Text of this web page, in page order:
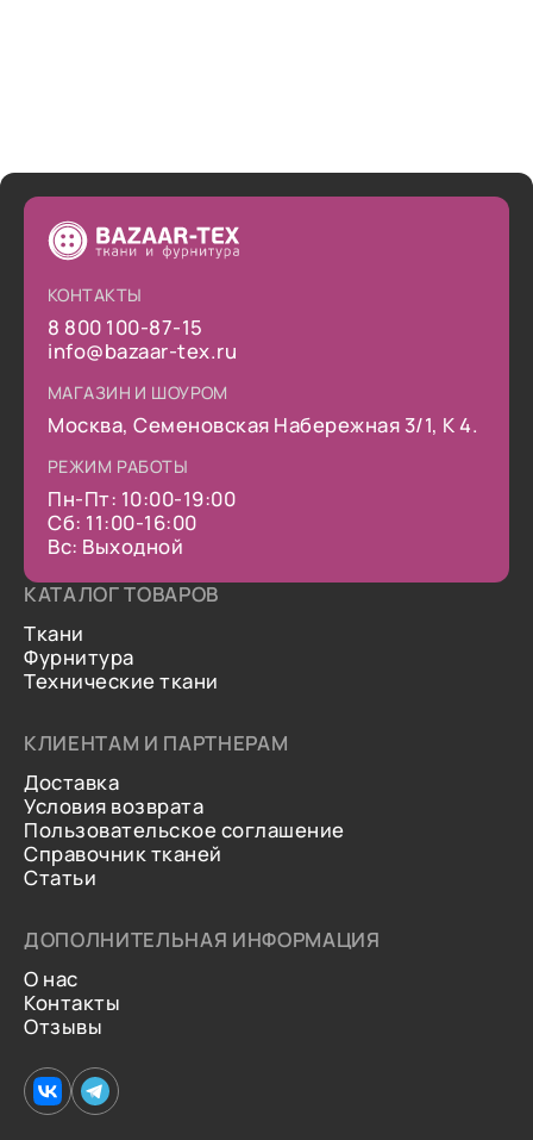
КОНТАКТЫ
8 800 100-87-15
info@bazaar-tex.ru
МАГАЗИН И ШОУРОМ
Москва, Семеновская Набережная 3/1, К 4.
РЕЖИМ РАБОТЫ
Пн-Пт: 10:00-19:00
Сб: 11:00-16:00
Вс: Выходной
КАТАЛОГ ТОВАРОВ
Ткани
Фурнитура
Технические ткани
КЛИЕНТАМ И ПАРТНЕРАМ
Доставка
Условия возврата
Пользовательское соглашение
Справочник тканей
Статьи
ДОПОЛНИТЕЛЬНАЯ ИНФОРМАЦИЯ
О нас
Контакты
Отзывы